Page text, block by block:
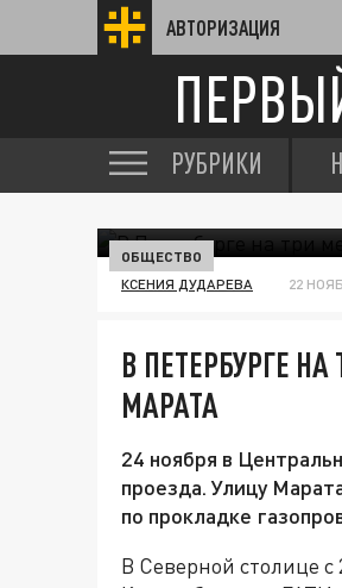
АВТОРИЗАЦИЯ
РУБРИКИ
ОБЩЕСТВО
КСЕНИЯ ДУДАРЕВА 22
В ПЕТЕРБУРГЕ
МАРАТА
24 ноября в
проезда. Улицу
по прокладке
В Северной столице